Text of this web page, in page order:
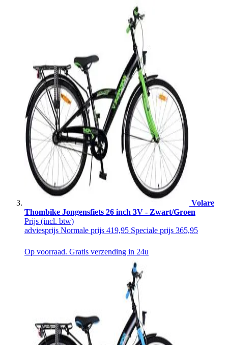
Volare
Thombike Jongensfiets 26 inch 3V - Zwart/Groen
Prijs (incl. btw)
adviesprijs Normale prijs 419,95 Speciale prijs 365,95
Op voorraad. Gratis verzending in 24u